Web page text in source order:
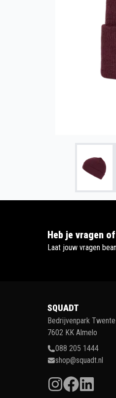
Heb je vragen
Laat jouw vragen
SQUADT
Bedrijvenpark
7602 KK Almelo
088 205 1444
shop@squadt.nl